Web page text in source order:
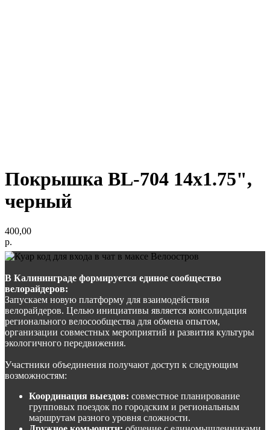
Покрышка BL-704 14х1.75",
черный
400,00
р.
В Калининграде формируется единое сообщество
велорайдеров:
Запускаем новую платформу для взаимодействия
велорайдеров. Целью инициативы является консолидация
регионального велосообщества для обмена опытом,
организации совместных мероприятий и развития культуры
экологичного передвижения.
Участники объединения получают доступ к следующим
возможностям:
Координация выездов: совместное планирование
групповых поездок по городским и региональным
маршрутам разного уровня сложности.